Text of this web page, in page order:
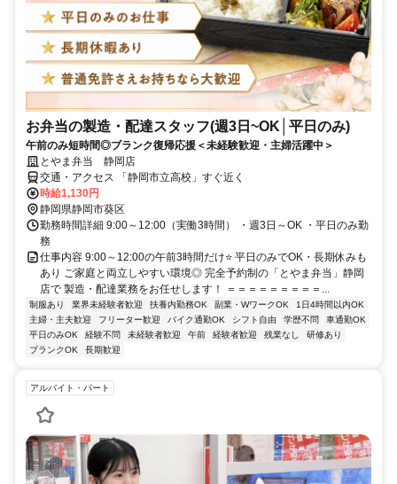
お弁当の製造・配達スタッフ(週3日~OK│平日のみ)
午前のみ短時間◎ブランク復帰応援＜未経験歓迎・主婦活躍中＞
とやま弁当 静岡店
交通・アクセス 「静岡市立高校」すぐ近く
時給1,130円
静岡県静岡市葵区
勤務時間詳細 9:00～12:00（実働3時間） ・週3日～OK ・平日のみ勤
務
仕事内容 9:00～12:00の午前3時間だけ⭐ 平日のみでOK・長期休みも
あり ご家庭と両立しやすい環境◎ 完全予約制の「とやま弁当」静岡
店で 製造・配達業務をお任せします！ ＝＝＝＝＝＝＝＝＝...
制服あり 業界未経験者歓迎 扶養内勤務OK 副業・WワークOK
1日4時間以内OK
主婦・主夫歓迎
フリーター歓迎 バイク通勤OK シフト自由 学歴不問
車通勤OK
平日のみOK
経験不問 未経験者歓迎 午前 経験者歓迎 残業なし
研修あり
ブランクOK
長期歓迎
アルバイト・パート